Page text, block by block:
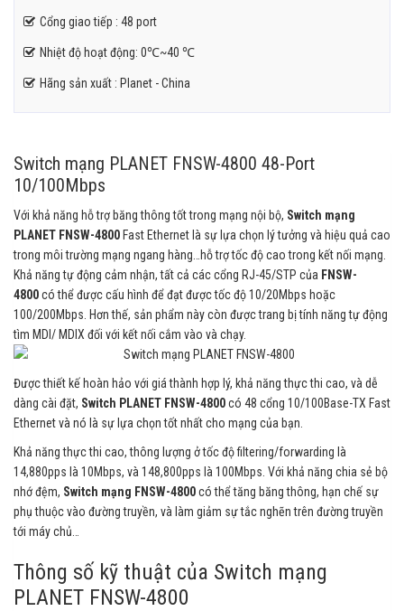
Cổng giao tiếp : 48 port
Nhiệt độ hoạt động: 0℃~40 ℃
Hãng sản xuất : Planet - China
Switch mạng PLANET FNSW-4800 48-Port
10/100Mbps
Với khả năng hỗ trợ băng thông tốt trong mạng nội bộ, Switch mạng
PLANET FNSW-4800 Fast Ethernet là sự lựa chọn lý tưởng và hiệu quả cao
trong môi trường mạng ngang hàng…hỗ trợ tốc độ cao trong kết nối mạng.
Khả năng tự động cảm nhận, tất cả các cổng RJ-45/STP của FNSW-
4800có thể được cấu hình để đạt được tốc độ 10/20Mbps hoặc
100/200Mbps. Hơn thế, sản phẩm này còn được trang bị tính năng tự động
tìm MDI/ MDIX đối với kết nối cắm vào và chạy.
Được thiết kế hoàn hảo với giá thành hợp lý, khả năng thực thi cao, và dễ
dàng cài đặt, Switch PLANET FNSW-4800có 48 cổng 10/100Base-TX Fast
Ethernet và nó là sự lựa chọn tốt nhất cho mạng của bạn.
Khả năng thực thi cao, thông lượng ở tốc độ filtering/forwarding là
14,880pps là 10Mbps, và 148,800pps là 100Mbps. Với khả năng chia sẻ bộ
nhớ đệm, Switch mạng FNSW-4800có thể tăng băng thông, hạn chế sự
phụ thuộc vào đường truyền, và làm giảm sự tắc nghẽn trên đường truyền
tới máy chủ…
Thông số kỹ thuật của Switch mạng
PLANET FNSW-4800